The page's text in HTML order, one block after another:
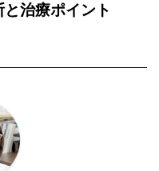
治療ポイント